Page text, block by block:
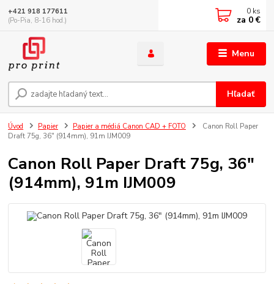
Menu
Hľadať
+421 918 177611
(Po-Pia, 8-16 hod.)
0 ks
za 0 €
Úvod Papier Papier a médiá Canon CAD + FOTO
Canon Roll Paper
Draft 75g, 36" (914mm), 91m IJM009
Canon Roll Paper Draft 75g, 36"
(914mm), 91m IJM009